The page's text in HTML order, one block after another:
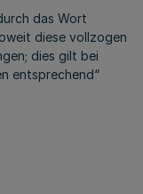
das Wort
diese vollzogen
dies gilt bei
entsprechend“